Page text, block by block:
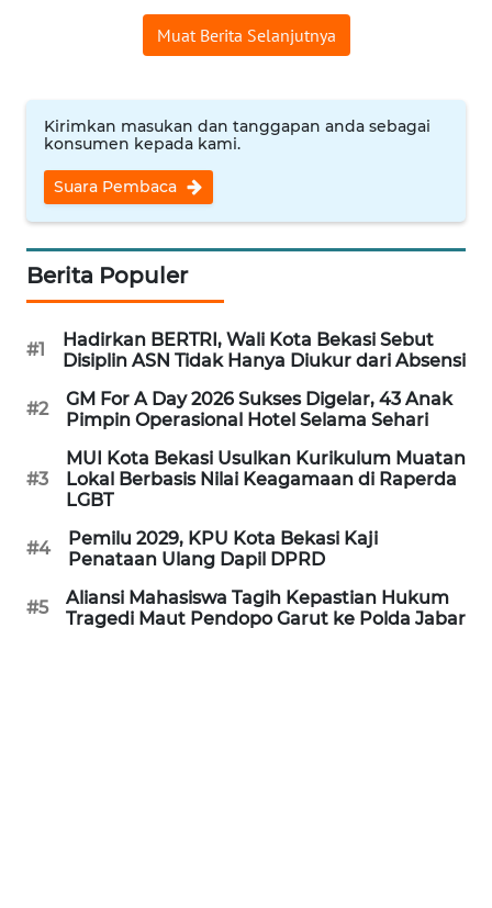
Muat Berita Selanjutnya
Kirimkan masukan dan tanggapan anda sebagai
konsumen kepada kami.
Suara Pembaca
Berita Populer
#1
Hadirkan BERTRI, Wali Kota Bekasi Sebut
Disiplin ASN Tidak Hanya Diukur dari Absensi
#2
GM For A Day 2026 Sukses Digelar, 43 Anak
Pimpin Operasional Hotel Selama Sehari
#3
MUI Kota Bekasi Usulkan Kurikulum Muatan
Lokal Berbasis Nilai Keagamaan di Raperda
LGBT
#4
Pemilu 2029, KPU Kota Bekasi Kaji
Penataan Ulang Dapil DPRD
#5
Aliansi Mahasiswa Tagih Kepastian Hukum
Tragedi Maut Pendopo Garut ke Polda Jabar
WN
JABAR
WN
BANTEN
NTT
WN
KEPRI
WN
PAPUA
WN
BARAT